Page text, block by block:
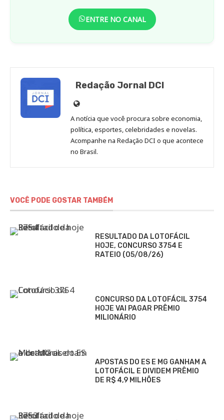
ENTRE NO CANAL
Redação Jornal DCI
Site
de
Redação
Jornal
DCI
A notícia que você procura sobre economia,
política, esportes, celebridades e novelas.
Acompanhe na Redação DCI o que acontece
no Brasil.
VOCÊ PODE GOSTAR TAMBÉM
RESULTADO DA LOTOFÁCIL
HOJE, CONCURSO 3754 E
RATEIO (05/08/26)
CONCURSO DA LOTOFÁCIL 3754
HOJE VAI PAGAR PRÊMIO
MILIONÁRIO
APOSTAS DO ES E MG GANHAM A
LOTOFÁCIL E DIVIDEM PRÊMIO
DE R$ 4,9 MILHÕES